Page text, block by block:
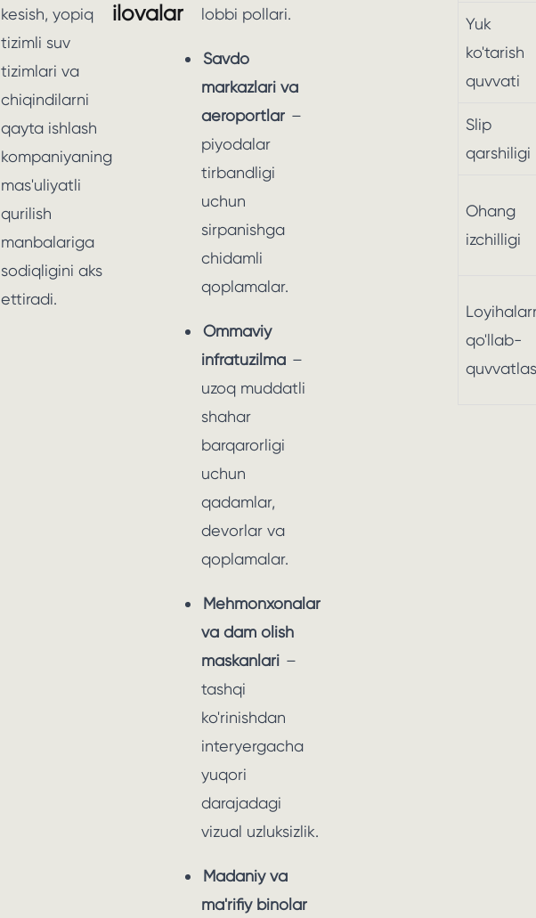
kesish, yopiq
tizimli suv
tizimlari va
chiqindilarni
qayta ishlash
kompaniyaning
mas'uliyatli
qurilish
manbalariga
sodiqligini aks
ettiradi.
ilovalar
lobbi pollari.
Savdo
markazlari va
aeroportlar –
piyodalar
tirbandligi
uchun
sirpanishga
chidamli
qoplamalar.
Ommaviy
infratuzilma –
uzoq muddatli
shahar
barqarorligi
uchun
qadamlar,
devorlar va
qoplamalar.
Mehmonxonalar
va dam olish
maskanlari –
tashqi
ko'rinishdan
interyergacha
yuqori
darajadagi
vizual uzluksizlik.
Madaniy va
ma'rifiy binolar
Yuk
ko'tarish
quvvati
Slip
qarshiligi
Ohang
izchilligi
qo'llab-